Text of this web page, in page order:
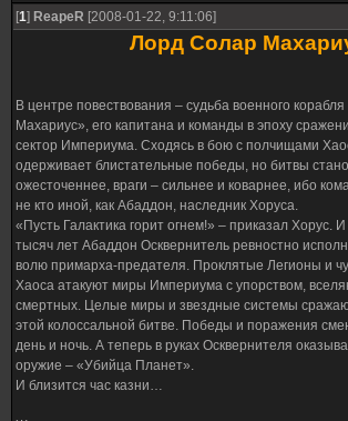
[1] ReapeR [2008-01-22, 9:11:06]
Лорд Солар
В центре повествования – судьба военного
Махариус», его капитана и команды в эпоху
сектор Империума. Сходясь в бою с полчищами
одерживает блистательные победы, но битвы
ожесточеннее, враги – сильнее и коварнее, ибо
не кто иной, как Абаддон, наследник Хоруса.
«Пусть Галактика горит огнем!» – приказал Хорус.
тысяч лет Абаддон Осквернитель ревностно
волю примарха-предателя. Проклятые Легионы и
Хаоса атакуют миры Империума с упорством,
смертных. Целые миры и звездные системы
этой колоссальной битве. Победы и поражения
день и ночь. А теперь в руках Осквернителя
оружие – «Убийца Планет».
И близится час казни…